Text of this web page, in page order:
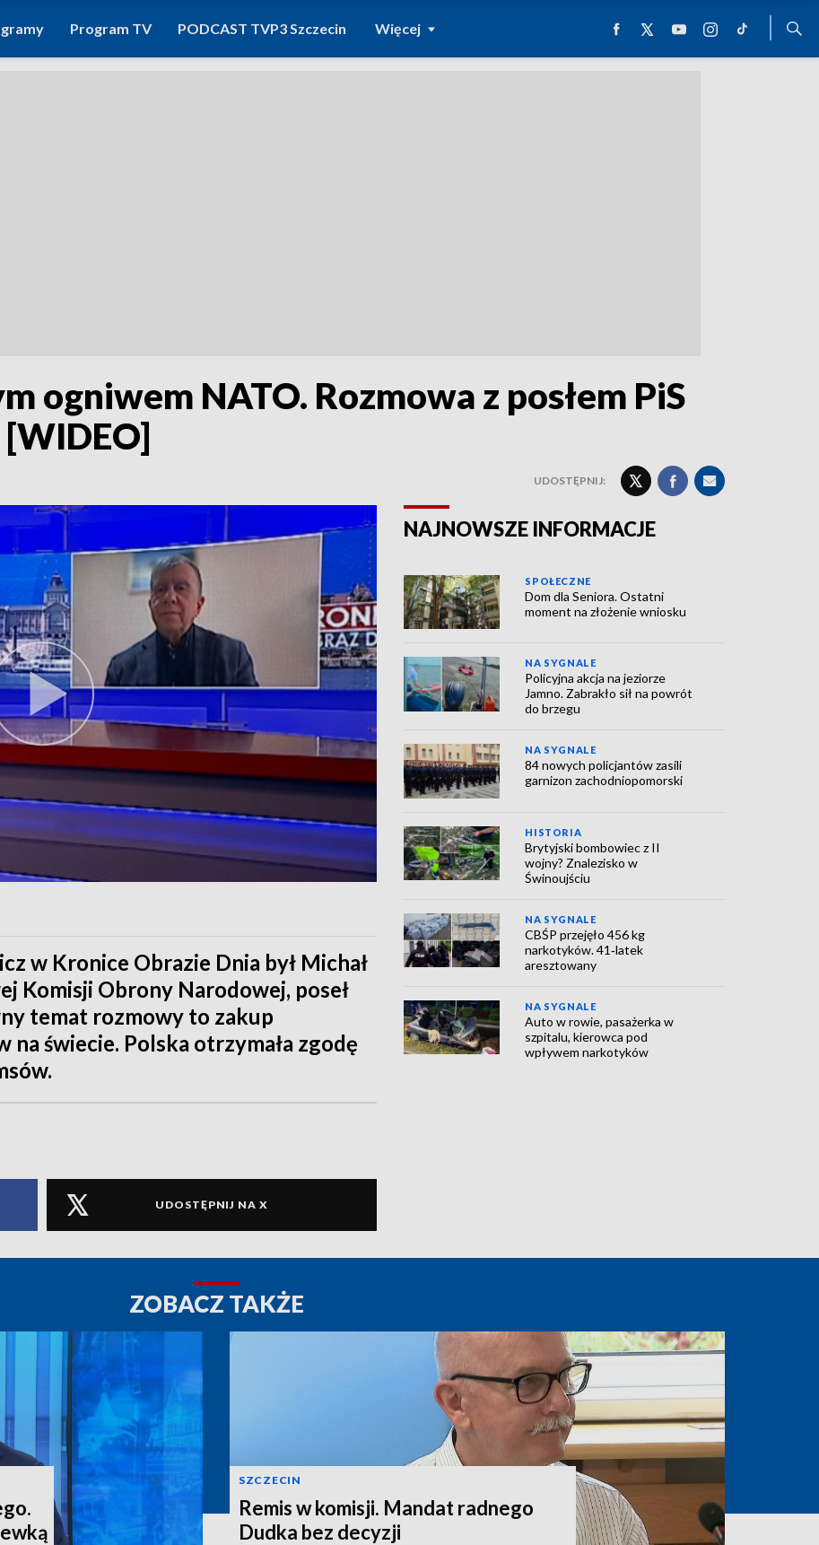
Program TV PODCAST TVP3 Szczecin Więcej
ogniwem NATO. Rozmowa z posłem PiS
[WIDEO]
UDOSTĘPNIJ:
w Kronice Obrazie Dnia był Michał
Komisji Obrony Narodowej, poseł
temat rozmowy to zakup
na świecie. Polska otrzymała zgodę
UDOSTĘPNIJ NA X
NAJNOWSZE INFORMACJE
SPOŁECZNE
Dom dla Seniora. Ostatni
moment na złożenie wniosku
NA SYGNALE
Policyjna akcja na jeziorze
Jamno. Zabrakło sił na powrót
do brzegu
NA SYGNALE
84 nowych policjantów zasili
garnizon zachodniopomorski
HISTORIA
Brytyjski bombowiec z II
wojny? Znalezisko w
Świnoujściu
NA SYGNALE
CBŚP przejęło 456 kg
narkotyków. 41‑latek
aresztowany
NA SYGNALE
Auto w rowie, pasażerka w
szpitalu, kierowca pod
wpływem narkotyków
ZOBACZ TAKŻE
SZCZECIN
Remis w komisji. Mandat radnego
Dudka bez decyzji